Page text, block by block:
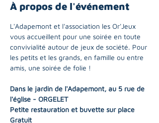
À propos de l'événement
L'Adapemont et l'association les Or'Jeux
vous accueillent pour une soirée en toute
convivialité autour de jeux de société. Pour
les petits et les grands, en famille ou entre
amis, une soirée de folie !
Dans le jardin de l'Adapemont, au 5 rue de
l'église - ORGELET
Petite restauration et buvette sur place
Gratuit